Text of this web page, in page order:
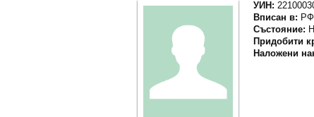
УИН:
Вписан в:
Състояние:
Придобити
Наложени